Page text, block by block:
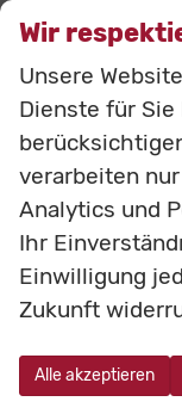
Pannenhilfe
Start/Stop-
Zentralverriegelung
Außen
Außenspiegel
Außenspiegel
Hintertür (Art)
Schiebetür
Schiebetür links,
Wir
Unsere
Dienste für
verarbeiten
Analytics und
Ihr
Einwilligung
Zukunft
Alle akzeptieren